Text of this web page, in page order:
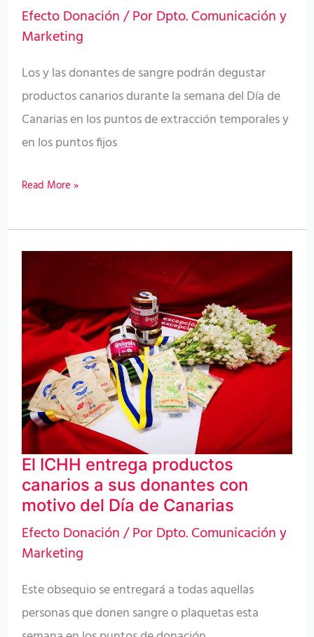
Efecto Donación/ PorDpto. Comunicación y
Marketing
Los y las donantes de sangre podrán degustar
productos canarios durante la semana del Día de
Canarias en los puntos de extracción temporales y
en los puntos fijos
mermeladas
dulces
Read More »
El ICHH entrega productos
canarios a sus donantes con
motivo del Día de Canarias
Efecto Donación/ PorDpto. Comunicación y
Marketing
Este obsequio se entregará a todas aquellas
personas que donen sangre o plaquetas esta
entrega
productos
canarios
sus
donantes
motivo
del
Día
de
Canarias